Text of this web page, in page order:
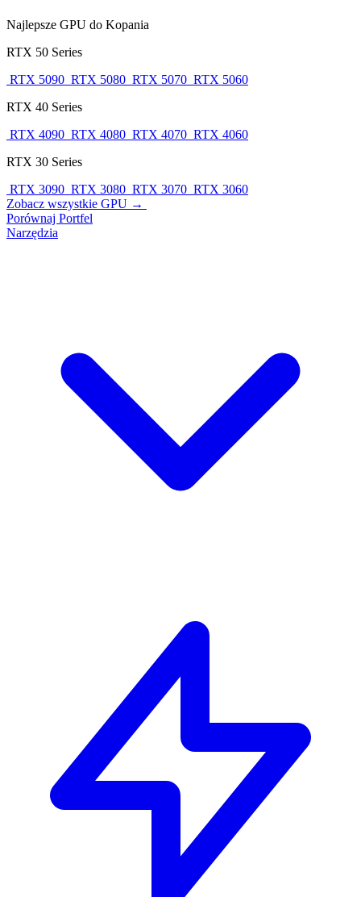
Najlepsze GPU do Kopania
RTX 50 Series
RTX 5090 RTX 5080 RTX 5070 RTX 5060
RTX 40 Series
RTX 4090 RTX 4080 RTX 4070 RTX 4060
RTX 30 Series
RTX 3090 RTX 3080 RTX 3070 RTX 3060
Zobacz wszystkie GPU →
Porównaj Portfel
Narzędzia